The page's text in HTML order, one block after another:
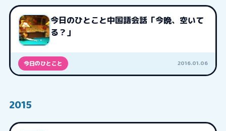
今日のひとこと中国語会話「今晩、空いて
る？」
今日のひとこと 2016.01.06
2015